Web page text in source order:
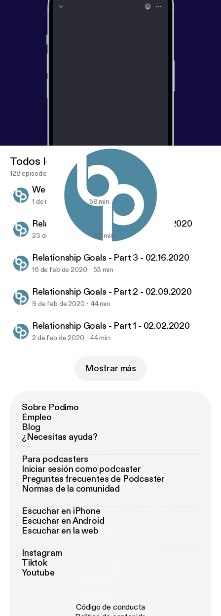
United Church's Sermon Podcasts
Todos los episodios
128 episodios
We Are - Vision - 03.01.2020
1 de mar de 2020 58 min
Relationship Goals - Part 4 - 02.23.2020
23 de feb de 2020 55 min
Relationship Goals - Part 3 - 02.16.2020
16 de feb de 2020 53 min
Relationship Goals - Part 2 - 02.09.2020
9 de feb de 2020 44 min
Relationship Goals - Part 1 - 02.02.2020
2 de feb de 2020 44 min
Mostrar más
Sobre Podimo
Empleo
Blog
¿Necesitas ayuda?
Para podcasters
Iniciar sesión como podcaster
Preguntas frecuentes de Podcaster
Normas de la comunidad
Escuchar en iPhone
Escuchar en Android
Escuchar en la web
Instagram
Tiktok
Youtube
Código de conducta